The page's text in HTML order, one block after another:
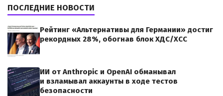
ПОСЛЕДНИЕ НОВОСТИ
Рейтинг «Альтернативы для Германии» достиг
рекордных 28%, обогнав блок ХДС/ХСС
ИИ от Anthropic и OpenAI обманывал
и взламывал аккаунты в ходе тестов
безопасности